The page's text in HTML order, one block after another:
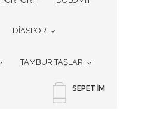
SEPETIM
DİASPOR
TAMBUR TAŞLAR